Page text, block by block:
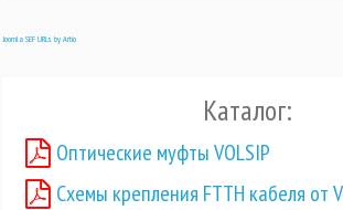
Joomla SEF URLs by Artio
Каталог:
Оптические муфты VOLSIP
Схемы крепления FTTH кабеля от